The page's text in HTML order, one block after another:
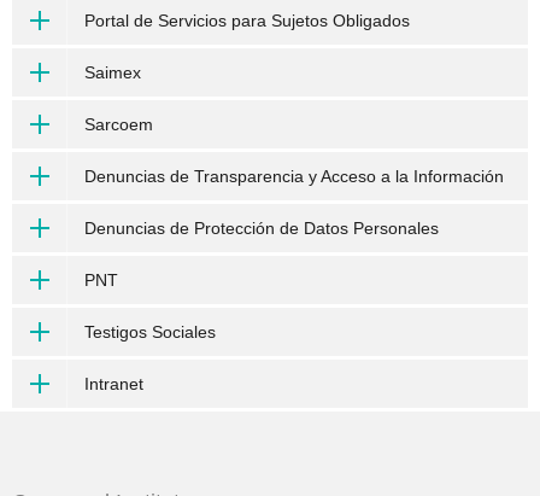
Portal de Servicios para Sujetos Obligados
Saimex
Sarcoem
Denuncias de Transparencia y Acceso a la Información
Denuncias de Protección de Datos Personales
PNT
Testigos Sociales
Intranet